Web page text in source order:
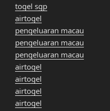
togel sgp
airtogel
pengeluaran macau
pengeluaran macau
pengeluaran macau
airtogel
airtogel
airtogel
airtogel